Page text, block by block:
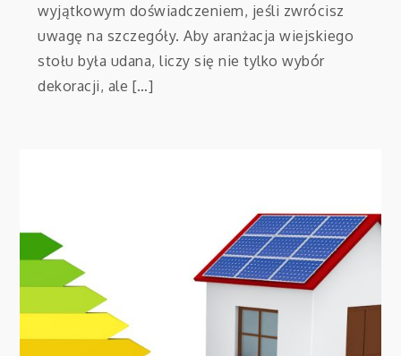
wyjątkowym doświadczeniem, jeśli zwrócisz
uwagę na szczegóły. Aby aranżacja wiejskiego
stołu była udana, liczy się nie tylko wybór
dekoracji, ale […]